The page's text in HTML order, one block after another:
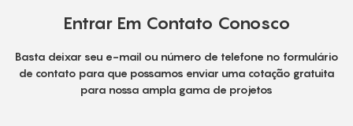
Entrar Em Contato Conosco
Basta deixar seu e-mail ou número de telefone no formulário
de contato para que possamos enviar uma cotação gratuita
para nossa ampla gama de projetos